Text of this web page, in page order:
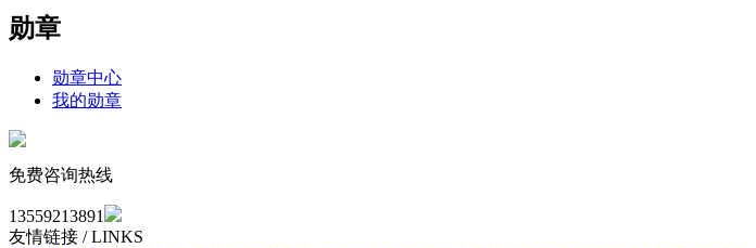
勋章
勋章中心
我的勋章
免费咨询热线
13559213891
友情链接 / LINKS